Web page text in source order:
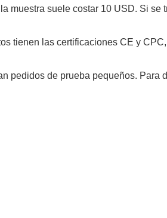
muestra suele costar 10 USD. Si
tienen las certificaciones CE y
pedidos de prueba pequeños.